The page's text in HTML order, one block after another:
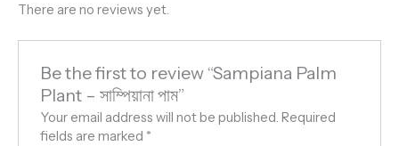
There are no reviews yet.
Be the first to review “Sampiana Palm
Plant – সাম্পিয়ানা পাম”
Your email address will not be published. Required
fields are marked *